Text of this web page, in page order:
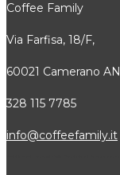
Coffee Family
Via Farfisa, 18/F,
60021 Camerano AN
328 115 7785
info@coffeefamily.it